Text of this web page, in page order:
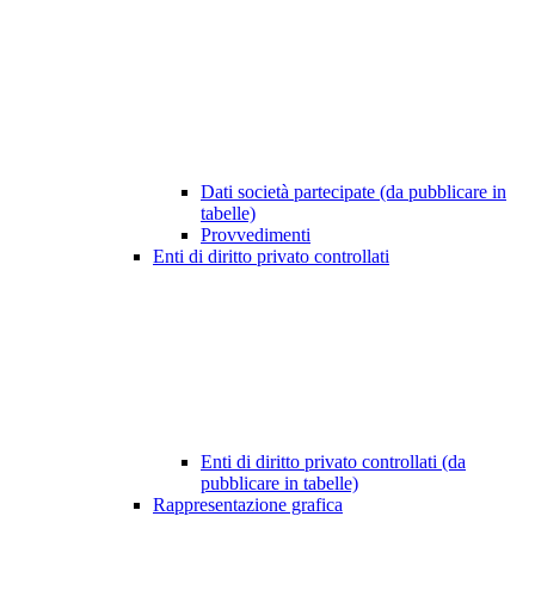
Dati società partecipate (da pubblicare in
tabelle)
Provvedimenti
Enti di diritto privato controllati
Enti di diritto privato controllati (da
pubblicare in tabelle)
Rappresentazione grafica